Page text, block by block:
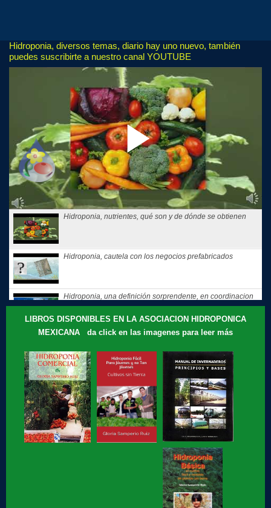
Hidroponia, diversos temas, diario hay uno nuevo, también
puedes suscribirte a nuestro canal YOUTUBE
Hidroponia, nutrientes, qué son y de dónde se obtienen
Hidroponia, cautela con los negocios prefabricados
Hidroponia, una definición sorprendente, en coordinacion
con la...
Hidroponia, tips, consejos y recomendaciones, El consejo
Te compartimos nuestros recuerdos: que motivó a Gloria
Samperio a...
Hidroponia, curso básico en linea
Hidroponia fácil, para jovenes y no tan jóvenes, libro de
Hidroponia, centro tecnologico en hidroponia, Hidroponia a
LIBROS DISPONIBLES EN LA ASOCIACION HIDROPONICA
MEXICANA da click en las imagenes para leer más